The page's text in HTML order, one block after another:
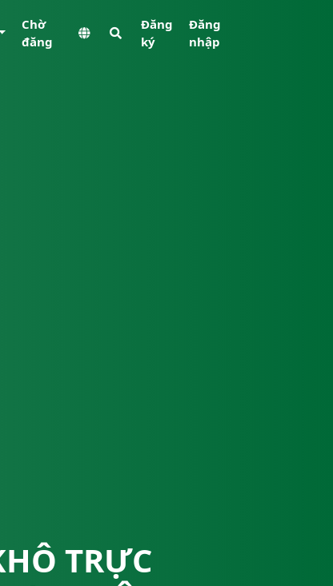
Chờ
đăng
Đăng
ký
Đăng
nhập
TRỰC